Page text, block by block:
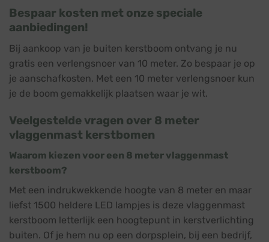
Bespaar kosten met onze speciale
aanbiedingen!
Bij aankoop van je buiten kerstboom ontvang je nu
gratis een verlengsnoer van 10 meter. Zo bespaar je op
je aanschafkosten. Met een 10 meter verlengsnoer kun
je de boom gemakkelijk plaatsen waar je wit.
Veelgestelde vragen over 8 meter
vlaggenmast kerstbomen
Waarom kiezen voor een 8 meter vlaggenmast
kerstboom?
Met een indrukwekkende hoogte van 8 meter en maar
liefst 1500 heldere LED lampjes is deze vlaggenmast
kerstboom letterlijk een hoogtepunt in kerstverlichting
buiten. Of je hem nu op een dorpsplein, bij een bedrijf,